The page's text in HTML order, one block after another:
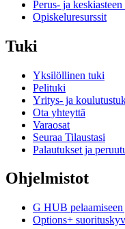
Perus- ja
Opiskeluresurssit
Tuki
Yksilöllinen tuki
Pelituki
Yritys- ja
Ota yhteyttä
Varaosat
Seuraa Tilaustasi
Palautukset ja
Ohjelmistot
G HUB pelaamiseen
Options+